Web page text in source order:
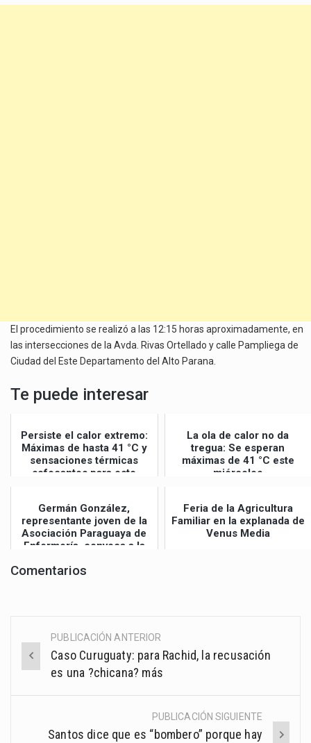
El procedimiento se realizó a las 12:15 horas aproximadamente, en
las intersecciones de la Avda. Rivas Ortellado y calle Pampliega de
Ciudad del Este Departamento del Alto Parana.
Te puede interesar
Persiste el calor extremo:
Máximas de hasta 41 °C y
sensaciones térmicas
sofocantes para este
La ola de calor no da
tregua: Se esperan
máximas de 41 °C este
miércoles
Germán González,
representante joven de la
Asociación Paraguaya de
Enfermería, convoca a la
Feria de la Agricultura
Familiar en la explanada de
Venus Media
Comentarios
Post
navigation
PUBLICACIÓN ANTERIOR
Caso Curuguaty: para Rachid, la recusación
es una ?chicana? más
PUBLICACIÓN SIGUIENTE
Santos dice que es “bombero” porque hay